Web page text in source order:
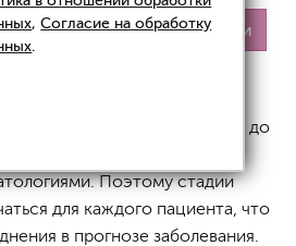
Симптомы Стадии
патогенезом развития до
вопросов, являясь не до
Поэтому стадии
для каждого пациента, что
в прогнозе заболевания.
,Согласие на обработку
.